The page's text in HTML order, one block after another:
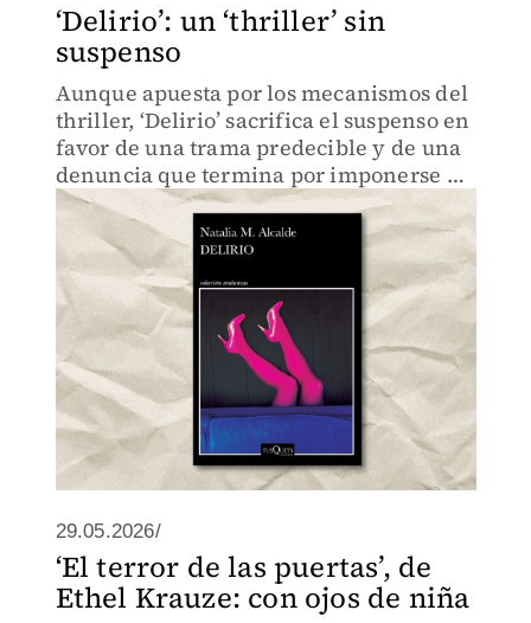
‘Delirio’: un ‘thriller’ sin
suspenso
Aunque apuesta por los mecanismos del
thriller, ‘Delirio’ sacrifica el suspenso en
favor de una trama predecible y de una
denuncia que termina por imponerse a
la construcción narrativa.
29.05.2026/
‘El terror de las puertas’, de
Ethel Krauze: con ojos de niña